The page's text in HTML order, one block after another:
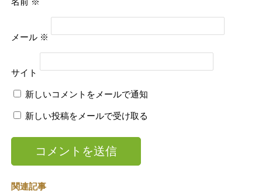
メール ※
サイト
新しいコメントをメールで通知
新しい投稿をメールで受け取る
関連記事